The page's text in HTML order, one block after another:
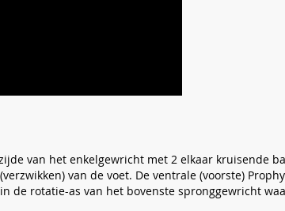
van het enkelgewricht met 2 elkaar kruisende
van de voet. De ventrale (voorste)
de rotatie-as van het bovenste spronggewricht